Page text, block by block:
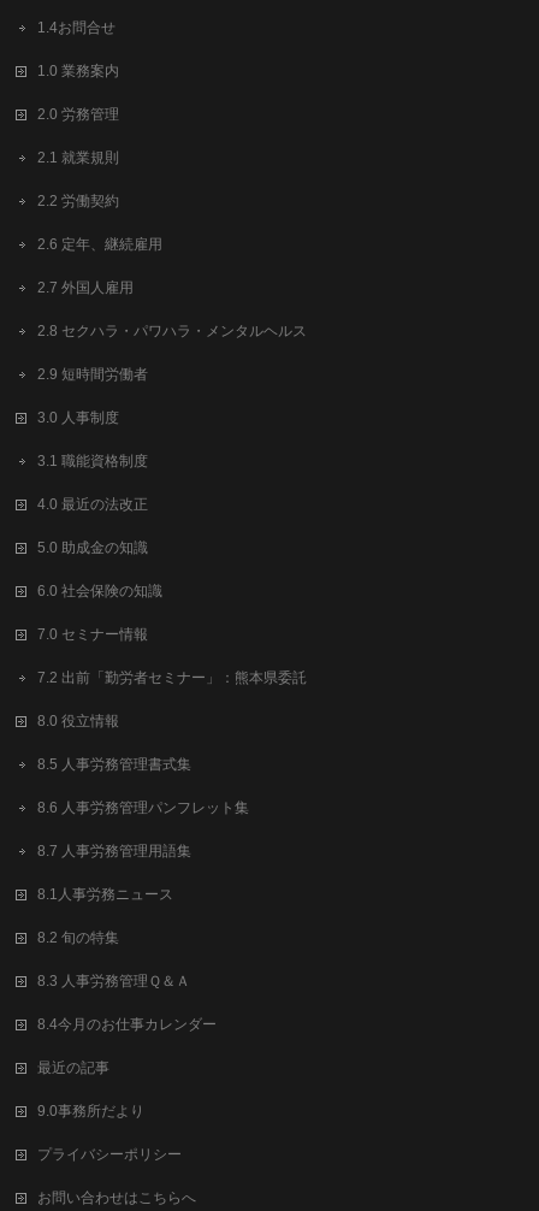
1.4お問合せ
1.0 業務案内
2.0 労務管理
2.1 就業規則
2.2 労働契約
2.6 定年、継続雇用
2.7 外国人雇用
2.8 セクハラ・パワハラ・メンタルヘルス
2.9 短時間労働者
3.0 人事制度
3.1 職能資格制度
4.0 最近の法改正
5.0 助成金の知識
6.0 社会保険の知識
7.0 セミナー情報
7.2 出前「勤労者セミナー」：熊本県委託
8.0 役立情報
8.5 人事労務管理書式集
8.6 人事労務管理パンフレット集
8.7 人事労務管理用語集
8.1人事労務ニュース
8.2 旬の特集
8.3 人事労務管理Ｑ＆Ａ
8.4今月のお仕事カレンダー
最近の記事
9.0事務所だより
プライバシーポリシー
お問い合わせはこちらへ